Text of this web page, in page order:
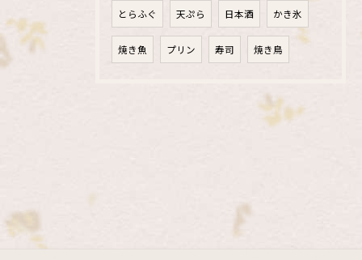
とらふぐ 天ぷら 日本酒 かき氷
焼き魚 プリン 寿司 焼き鳥